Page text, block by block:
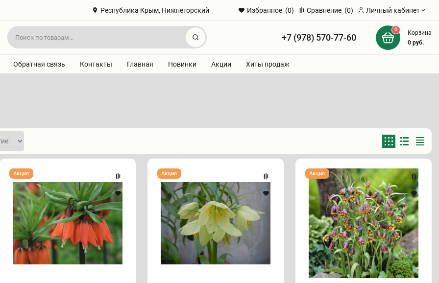
Республика Крым, Нижнегорский Избранное (0) Сравнение (0) Личный кабинет
Найти +7 (978) 570-77-60
0
Корзина
0руб.
Обратная связь Контакты Главная Новинки Акции Хиты продаж
Рябчик
«Рубра
максима»
(1
штука)
Акция
Рябчик
"
Радде"
(1
штука)
Акция
Рябчик
"УВА-
ВУЛЬПИС"
ШТУКА)
Акция